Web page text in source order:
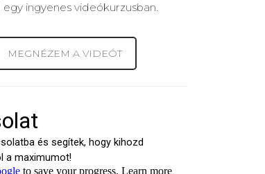
ingyenes videókurzusban.
MEGNÉZEM A VIDEÓT